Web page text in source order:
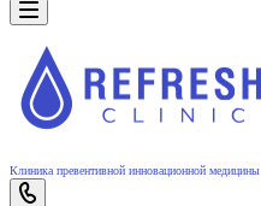
Клиника превентивной инновационной медицины